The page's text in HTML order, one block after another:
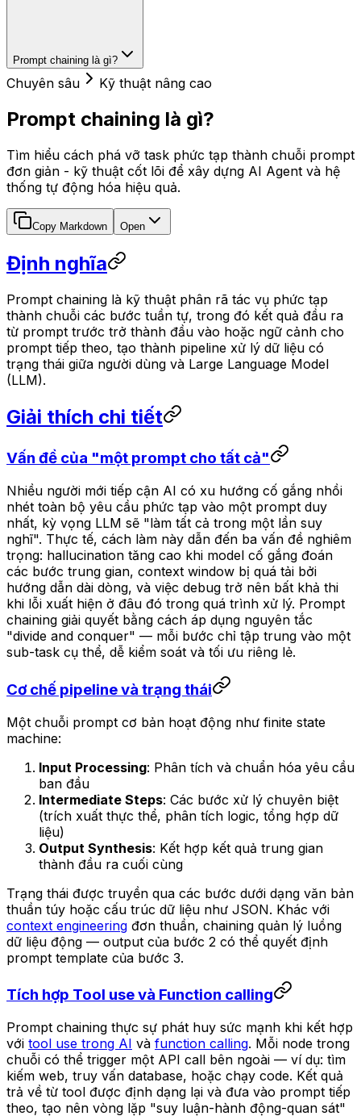
Prompt chaining là gì?
Chuyên sâu Kỹ thuật nâng cao
Prompt chaining là gì?
Tìm hiểu cách phá vỡ task phức tạp thành chuỗi prompt
đơn giản - kỹ thuật cốt lõi để xây dựng AI Agent và hệ
thống tự động hóa hiệu quả.
Copy Markdown Open
Định nghĩa
Prompt chaining là kỹ thuật phân rã tác vụ phức tạp
thành chuỗi các bước tuần tự, trong đó kết quả đầu ra
từ prompt trước trở thành đầu vào hoặc ngữ cảnh cho
prompt tiếp theo, tạo thành pipeline xử lý dữ liệu có
trạng thái giữa người dùng và Large Language Model
(LLM).
Giải thích chi tiết
Vấn đề của "một prompt cho tất cả"
Nhiều người mới tiếp cận AI có xu hướng cố gắng nhồi
nhét toàn bộ yêu cầu phức tạp vào một prompt duy
nhất, kỳ vọng LLM sẽ "làm tất cả trong một lần suy
nghĩ". Thực tế, cách làm này dẫn đến ba vấn đề nghiêm
trọng: hallucination tăng cao khi model cố gắng đoán
các bước trung gian, context window bị quá tải bởi
hướng dẫn dài dòng, và việc debug trở nên bất khả thi
khi lỗi xuất hiện ở đâu đó trong quá trình xử lý. Prompt
chaining giải quyết bằng cách áp dụng nguyên tắc
"divide and conquer" — mỗi bước chỉ tập trung vào một
sub-task cụ thể, dễ kiểm soát và tối ưu riêng lẻ.
Cơ chế pipeline và trạng thái
Một chuỗi prompt cơ bản hoạt động như finite state
machine:
Input Processing: Phân tích và chuẩn hóa yêu cầu
ban đầu
Intermediate Steps: Các bước xử lý chuyên biệt
(trích xuất thực thể, phân tích logic, tổng hợp dữ
liệu)
Output Synthesis: Kết hợp kết quả trung gian
thành đầu ra cuối cùng
Trạng thái được truyền qua các bước dưới dạng văn bản
thuần túy hoặc cấu trúc dữ liệu như JSON. Khác với
context engineering đơn thuần, chaining quản lý luồng
dữ liệu động — output của bước 2 có thể quyết định
prompt template của bước 3.
Tích hợp Tool use và Function calling
Prompt chaining thực sự phát huy sức mạnh khi kết hợp
với tool use trong AI và function calling. Mỗi node trong
chuỗi có thể trigger một API call bên ngoài — ví dụ: tìm
kiếm web, truy vấn database, hoặc chạy code. Kết quả
trả về từ tool được định dạng lại và đưa vào prompt tiếp
theo, tạo nên vòng lặp "suy luận-hành động-quan sát"